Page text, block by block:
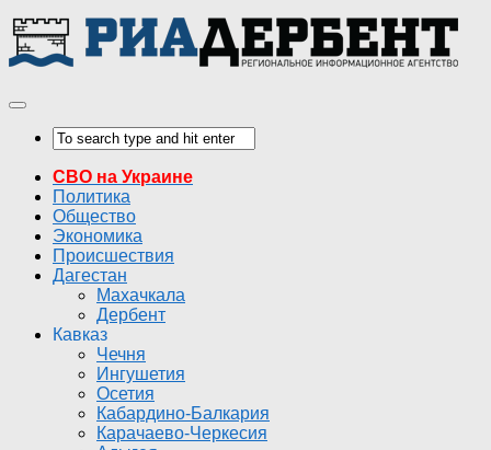
СВО на Украине
Политика
Общество
Экономика
Происшествия
Дагестан
Махачкала
Дербент
Кавказ
Чечня
Ингушетия
Осетия
Кабардино-Балкария
Карачаево-Черкесия